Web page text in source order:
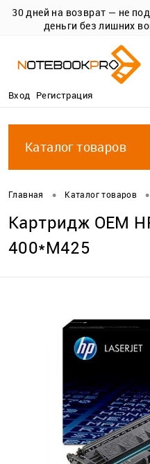
30 дней на возврат — не
деньги без лишних
Вход Регистрация
Каталог товаров
Главная • Каталог товаров •
Картридж ОЕM
400*M425